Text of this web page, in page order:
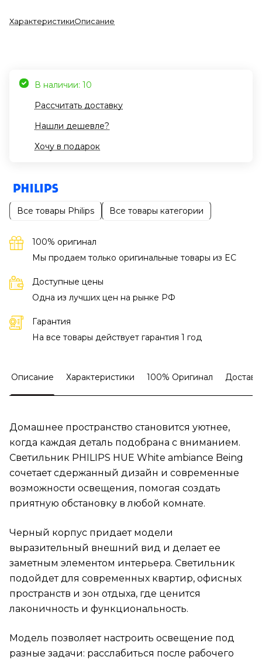
ХарактеристикиОписание
В наличии: 10
Рассчитать доставку
Нашли дешевле?
Хочу в подарок
Все товары Philips Все товары категории
100% оригинал
Мы продаем только оригинальные товары из EC
Доступные цены
Одна из лучших цен на рынке РФ
Гарантия
На все товары действует гарантия 1 год
Описание Характеристики 100% Оригинал
Домашнее пространство становится уютнее,
когда каждая деталь подобрана с вниманием.
Светильник PHILIPS HUE White ambiance Being
сочетает сдержанный дизайн и современные
возможности освещения, помогая создать
приятную обстановку в любой комнате.
Черный корпус придает модели
выразительный внешний вид и делает ее
заметным элементом интерьера. Светильник
подойдет для современных квартир, офисных
пространств и зон отдыха, где ценится
лаконичность и функциональность.
Модель позволяет настроить освещение под
разные задачи: расслабиться после рабочего